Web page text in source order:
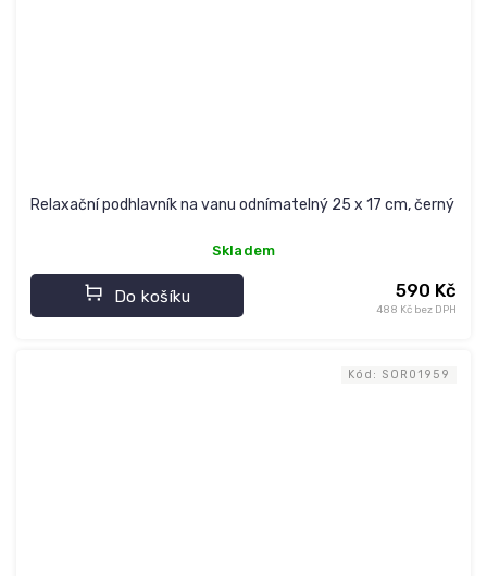
Relaxační podhlavník na vanu odnímatelný 25 x 17 cm, černý
Skladem
488 Kč bez DPH
590 Kč
Do košíku
Kód: SOR01959